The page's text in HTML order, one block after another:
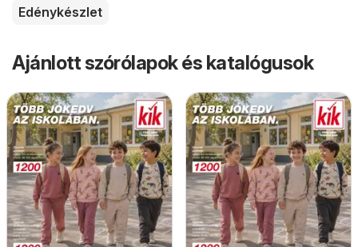
Edénykészlet
Ajánlott szórólapok és katalógusok